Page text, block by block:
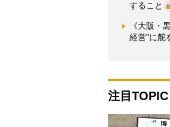
すること
《大阪・
経営”に舵
注目TOPIC